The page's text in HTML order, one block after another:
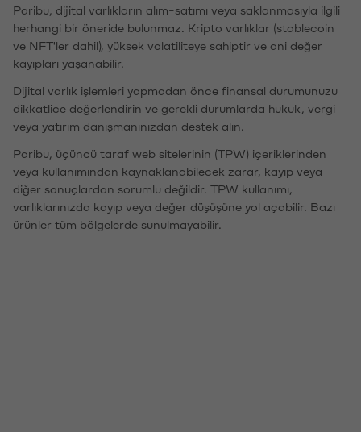
Paribu, dijital varlıkların alım-satımı veya saklanmasıyla ilgili
herhangi bir öneride bulunmaz. Kripto varlıklar (stablecoin
ve NFT'ler dahil), yüksek volatiliteye sahiptir ve ani değer
kayıpları yaşanabilir.
Dijital varlık işlemleri yapmadan önce finansal durumunuzu
dikkatlice değerlendirin ve gerekli durumlarda hukuk, vergi
veya yatırım danışmanınızdan destek alın.
Paribu, üçüncü taraf web sitelerinin (TPW) içeriklerinden
veya kullanımından kaynaklanabilecek zarar, kayıp veya
diğer sonuçlardan sorumlu değildir. TPW kullanımı,
varlıklarınızda kayıp veya değer düşüşüne yol açabilir. Bazı
ürünler tüm bölgelerde sunulmayabilir.